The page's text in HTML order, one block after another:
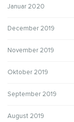
Januar 2020
December 2019
November 2019
Oktober 2019
September 2019
August 2019